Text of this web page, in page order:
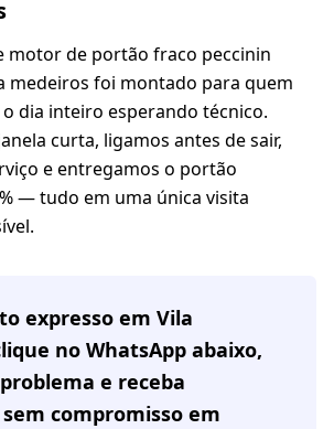
motor de portão fraco peccinin
medeiros foi montado para quem
dia inteiro esperando técnico.
curta, ligamos antes de sair,
e entregamos o portão
— tudo em uma única visita
expresso em Vila
no WhatsApp abaixo,
e receba
compromisso em